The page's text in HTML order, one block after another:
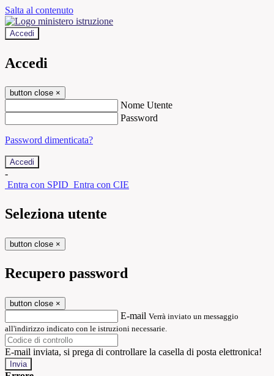
Salta al contenuto
Accedi
Accedi
button close ×
Nome Utente
Password
Password dimenticata?
-
Entra con SPID Entra con CIE
Seleziona utente
button close ×
Recupero password
button close ×
E-mail Verrà inviato un messaggio
all'indirizzo indicato con le istruzioni necessarie.
E-mail inviata, si prega di controllare la casella di posta elettronica!